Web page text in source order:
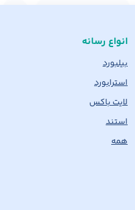
انواع رسانه
بیلبورد
استرابورد
لایت باکس
استند
همه